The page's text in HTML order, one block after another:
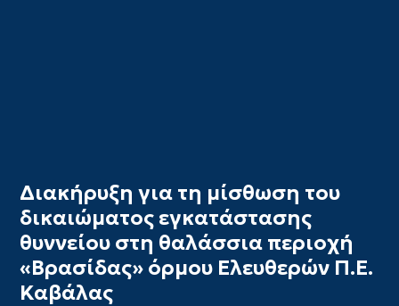
Διακήρυξη για τη μίσθωση του
δικαιώματος εγκατάστασης
θυννείου στη θαλάσσια περιοχή
«Βρασίδας» όρμου Ελευθερών Π.Ε.
Καβάλας